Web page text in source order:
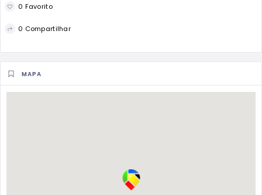
0 Favorito
0 Compartilhar
MAPA